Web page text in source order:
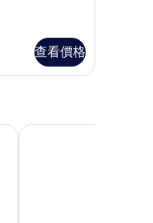
查看價格
廈門集美喜來登大酒店